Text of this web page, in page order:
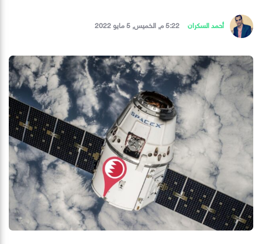
أحمد السكران 5:22 م, الخميس, 5 مايو 2022